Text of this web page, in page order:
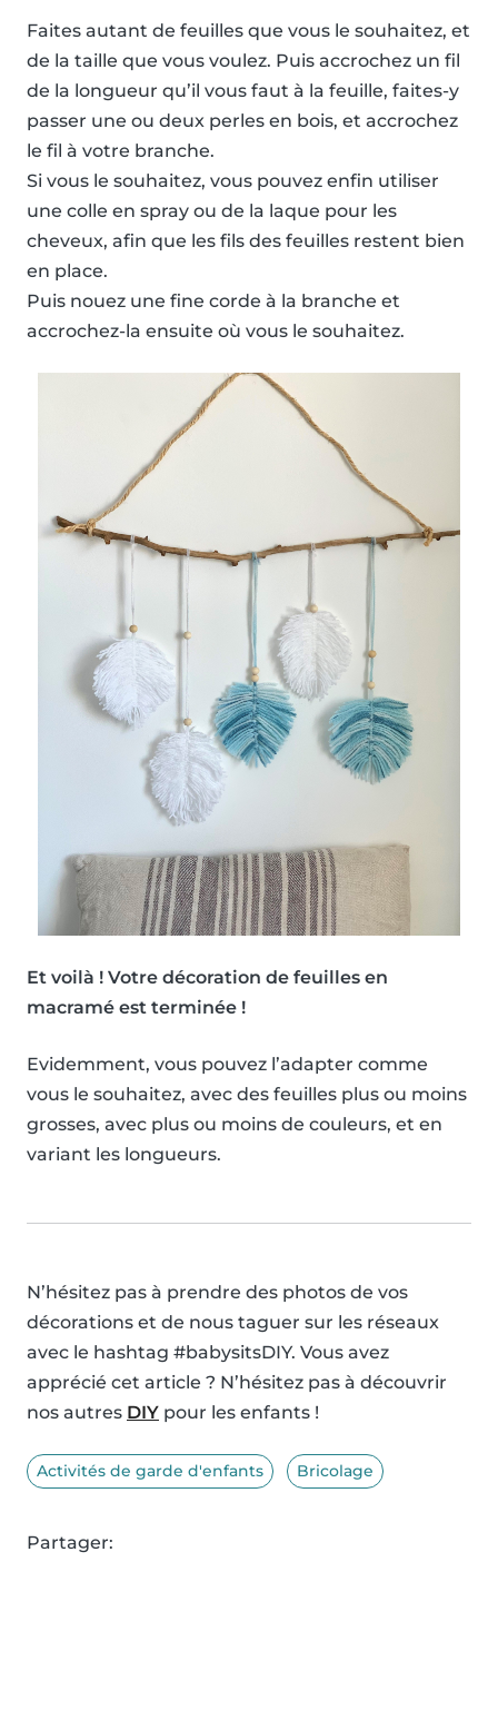
Faites autant de feuilles que vous le souhaitez, et
de la taille que vous voulez. Puis accrochez un fil
de la longueur qu’il vous faut à la feuille, faites-y
passer une ou deux perles en bois, et accrochez
le fil à votre branche.
Si vous le souhaitez, vous pouvez enfin utiliser
une colle en spray ou de la laque pour les
cheveux, afin que les fils des feuilles restent bien
en place.
Puis nouez une fine corde à la branche et
accrochez-la ensuite où vous le souhaitez.
Et voilà ! Votre décoration de feuilles en
macramé est terminée !
Evidemment, vous pouvez l’adapter comme
vous le souhaitez, avec des feuilles plus ou moins
grosses, avec plus ou moins de couleurs, et en
variant les longueurs.
N’hésitez pas à prendre des photos de vos
décorations et de nous taguer sur les réseaux
avec le hashtag #babysitsDIY. Vous avez
apprécié cet article ? N’hésitez pas à découvrir
nos autres DIY pour les enfants !
Activités de garde d'enfants Bricolage
Partager: